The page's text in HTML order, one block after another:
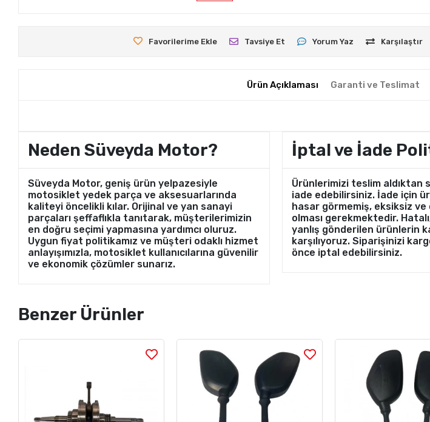
Favorilerime Ekle Tavsiye Et Yorum Yaz Karşılaştır
Ürün Açıklaması Garanti ve Teslimat
Neden Süveyda Motor?
Süveyda Motor, geniş ürün yelpazesiyle
motosiklet yedek parça ve aksesuarlarında
kaliteyi öncelikli kılar. Orijinal ve yan sanayi
parçaları şeffaflıkla tanıtarak, müşterilerimizin
en doğru seçimi yapmasına yardımcı oluruz.
Uygun fiyat politikamız ve müşteri odaklı hizmet
anlayışımızla, motosiklet kullanıcılarına güvenilir
ve ekonomik çözümler sunarız.
İptal ve İade
Ürünlerimizi teslim aldıktan
iade edebilirsiniz. İade için
hasar görmemiş, eksiksiz ve
olması gerekmektedir.
yanlış gönderilen ürünlerin
karşılıyoruz. Siparişinizi
önce iptal edebilirsiniz.
Benzer Ürünler
Stok Sorunuz